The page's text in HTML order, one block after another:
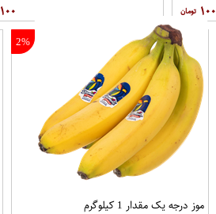
۱۰۰ ۱۰۰
2%
موز درجه یک مقدار 1 کیلوگرم